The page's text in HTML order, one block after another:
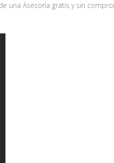
una Asesoría gratis y sin